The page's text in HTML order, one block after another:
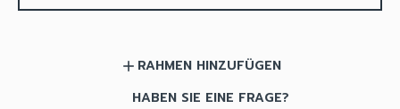
add RAHMEN HINZUFÜGEN
HABEN SIE EINE FRAGE?